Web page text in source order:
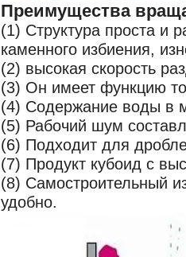
Преимущества
(1) Структура проста и
каменного избиения,
(2) высокая скорость
(3) Он имеет функцию
(4) Содержание воды в
(5) Рабочий шум
(6) Подходит для
(7) Продукт кубоид с
(8) Самостроительный
удобно.